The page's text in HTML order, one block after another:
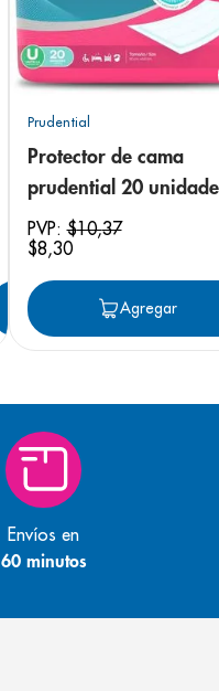
Agregar
Prudential
Protector de cama
prudential 20
PVP:$10,37
$8,30
Agregar
Envíos en
60 minutos